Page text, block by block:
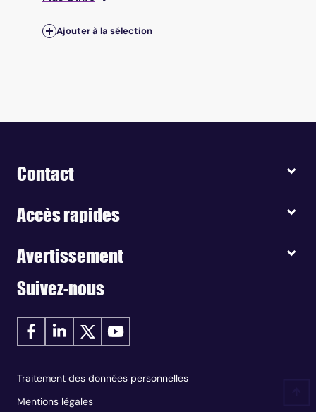
Ajouter à la sélection
Contact
Accès rapides
Avertissement
Suivez-nous
Traitement des données personnelles
Mentions légales